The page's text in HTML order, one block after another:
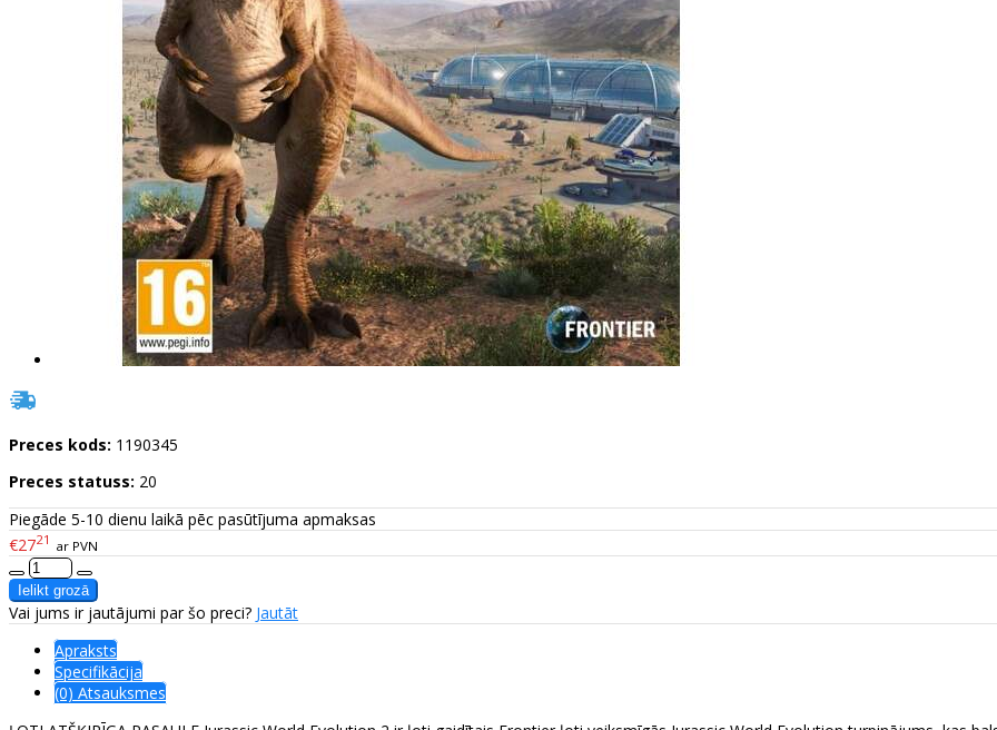
Preces kods: 1190345
Preces statuss: 20
Piegāde 5-10 dienu laikā pēc pasūtījuma apmaksas
€2721 ar PVN
Vai jums ir jautājumi par šo preci? Jautāt
Apraksts
Specifikācija
(0) Atsauksmes